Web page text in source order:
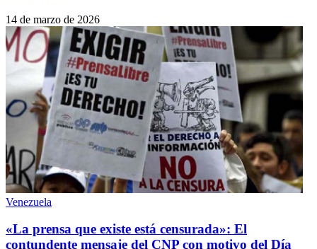
14 de marzo de 2026
Venezuela
«La prensa que existe está censurada»: El
contundente mensaje del CNP con motivo del Día